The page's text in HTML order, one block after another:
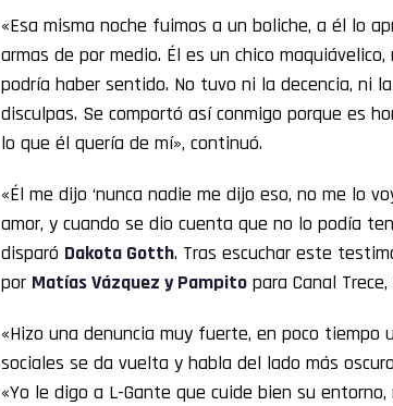
«Esa misma noche fuimos a un boliche, a él lo
armas de por medio. Él es un chico
podría haber sentido. No tuvo ni la decencia, ni
disculpas. Se comportó así conmigo porque es
lo que él quería de mí», continuó.
«Él me dijo ‘nunca nadie me dijo eso, no me lo
amor, y cuando se dio cuenta que no lo podía
disparó Dakota Gotth. Tras escuchar este
por Matías Vázquez y Pampito para Canal
«Hizo una denuncia muy fuerte, en poco
sociales se da vuelta y habla del lado más
«Yo le digo a L-Gante que cuide bien su